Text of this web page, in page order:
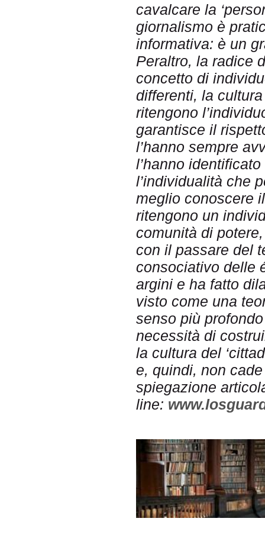
cavalcare la
giornalismo è
informativa: è un
Peraltro, la radice
concetto di
differenti, la
ritengono
garantisce il
l’hanno sempre
l’hanno
l’individualità che
meglio conoscere
ritengono un
comunità di
con il passare del
consociativo delle
argini e ha fatto
visto come una
senso più
necessità di
la cultura del
e, quindi, non
spiegazione
line: